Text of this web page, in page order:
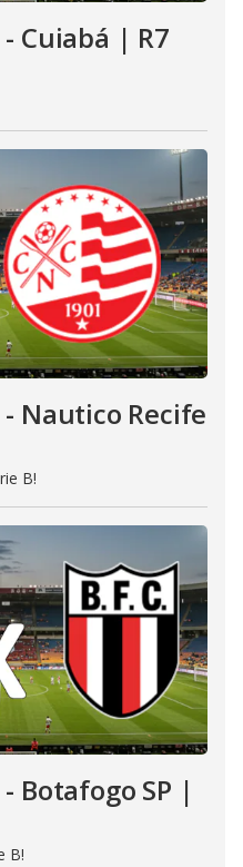
Cuiabá | R7
Nautico Recife
B!
Botafogo SP |
B!